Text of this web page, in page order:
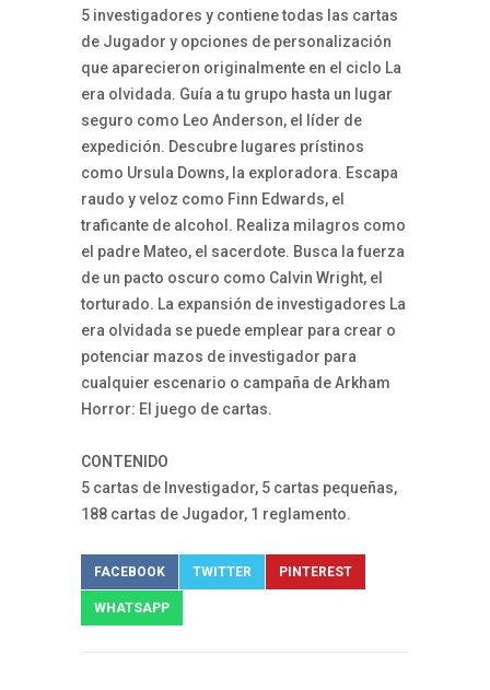
5 investigadores y contiene todas las cartas
de Jugador y opciones de personalización
que aparecieron originalmente en el ciclo La
era olvidada. Guía a tu grupo hasta un lugar
seguro como Leo Anderson, el líder de
expedición. Descubre lugares prístinos
como Ursula Downs, la exploradora. Escapa
raudo y veloz como Finn Edwards, el
traficante de alcohol. Realiza milagros como
el padre Mateo, el sacerdote. Busca la fuerza
de un pacto oscuro como Calvin Wright, el
torturado. La expansión de investigadores La
era olvidada se puede emplear para crear o
potenciar mazos de investigador para
cualquier escenario o campaña de Arkham
Horror: El juego de cartas.
CONTENIDO
5 cartas de Investigador, 5 cartas pequeñas,
188 cartas de Jugador, 1 reglamento.
FACEBOOK TWITTER PINTEREST
WHATSAPP